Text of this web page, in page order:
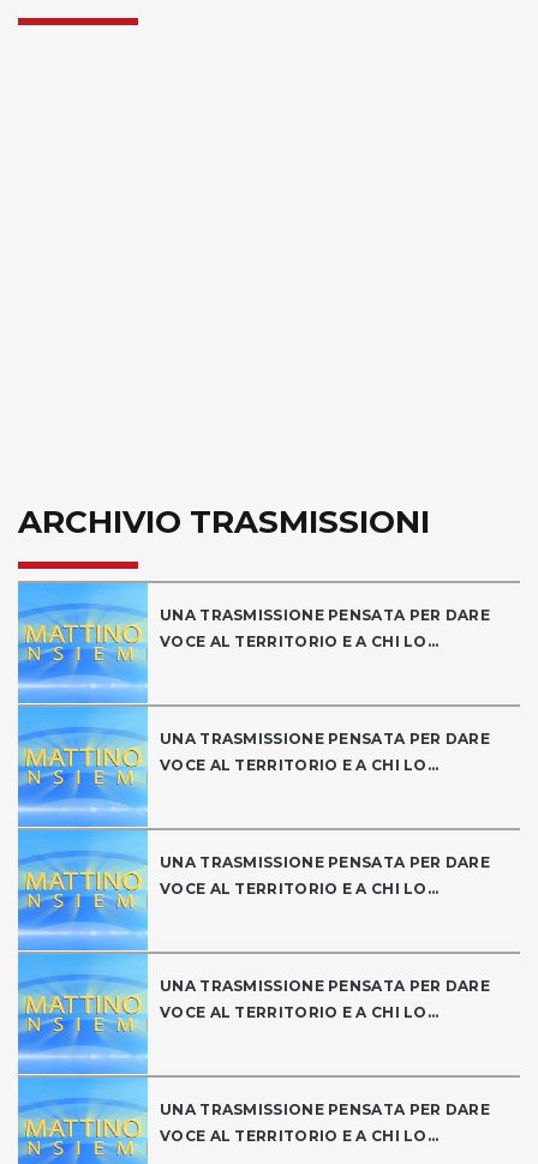
ARCHIVIO TRASMISSIONI
UNA TRASMISSIONE PENSATA PER DARE
VOCE AL TERRITORIO E A CHI LO...
UNA TRASMISSIONE PENSATA PER DARE
VOCE AL TERRITORIO E A CHI LO...
UNA TRASMISSIONE PENSATA PER DARE
VOCE AL TERRITORIO E A CHI LO...
UNA TRASMISSIONE PENSATA PER DARE
VOCE AL TERRITORIO E A CHI LO...
UNA TRASMISSIONE PENSATA PER DARE
VOCE AL TERRITORIO E A CHI LO...